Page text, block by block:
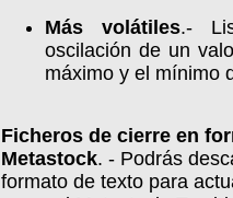
Más volátiles.-
oscilación de un
máximo y el mínimo
Ficheros de cierre en
Metastock. - Podrás
formato de texto para